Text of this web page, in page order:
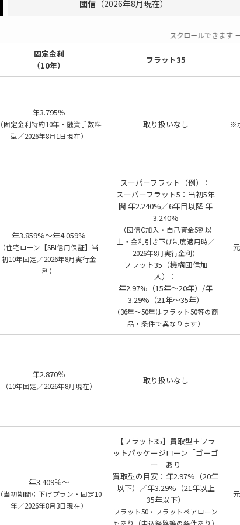
団信 （2026年8月現在）
スクロールできます
固定金利
（10年）
フラット35
年3.795％
（固定金利特約10年・融資手数料
型／2026年8月1日現在）
取り扱いなし
※
年3.859%～年4.059%
（住宅ローン【SBI信用保証】当
初10年固定／2026年8月実行金
利）
スーパーフラット（例）：
スーパーフラット5：当初5年
間 年2.240%／6年目以降 年
3.240%
（団信C加入・自己資金5割以
上・金利引き下げ制度適用時／
2026年8月実行金利）
フラット35（機構団信加
入）：
年2.97%（15年～20年）/年
3.29%（21年～35年）
（36年～50年はフラット50等の商
品・条件で異なります）
年2.870％
（10年固定／2026年8月現在）
取り扱いなし
年3.409％～
（当初期間引下げプラン・固定10
年／2026年8月3日現在）
【フラット35】買取型＋フラ
ットパッケージローン「ゴーゴ
ー」あり
買取型の目安：年2.97%（20年
以下）／年3.29%（21年以上
35年以下）
フラット50・フラットペアローン